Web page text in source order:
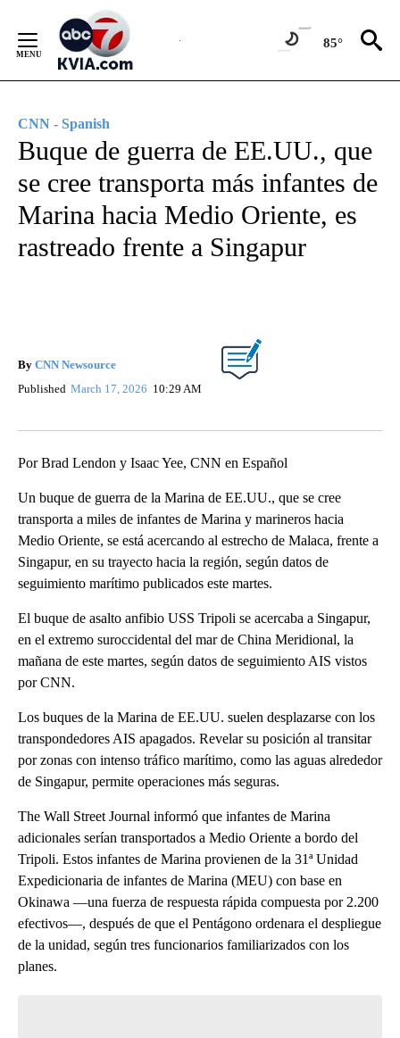
Content
85°
CNN - Spanish
Buque de guerra de EE.UU., que
se cree transporta más infantes de
Marina hacia Medio Oriente, es
rastreado frente a Singapur
By CNN Newsource
Published March 17, 2026 10:29 AM
Por Brad Lendon y Isaac Yee, CNN en Español
Un buque de guerra de la Marina de EE.UU., que se cree
transporta a miles de infantes de Marina y marineros hacia
Medio Oriente, se está acercando al estrecho de Malaca, frente a
Singapur, en su trayecto hacia la región, según datos de
seguimiento marítimo publicados este martes.
El buque de asalto anfibio USS Tripoli se acercaba a Singapur,
en el extremo suroccidental del mar de China Meridional, la
mañana de este martes, según datos de seguimiento AIS vistos
por CNN.
Los buques de la Marina de EE.UU. suelen desplazarse con los
transpondedores AIS apagados. Revelar su posición al transitar
por zonas con intenso tráfico marítimo, como las aguas alrededor
de Singapur, permite operaciones más seguras.
The Wall Street Journal informó que infantes de Marina
adicionales serían transportados a Medio Oriente a bordo del
Tripoli. Estos infantes de Marina provienen de la 31ª Unidad
Expedicionaria de infantes de Marina (MEU) con base en
Okinawa —una fuerza de respuesta rápida compuesta por 2.200
efectivos—, después de que el Pentágono ordenara el despliegue
de la unidad, según tres funcionarios familiarizados con los
planes.